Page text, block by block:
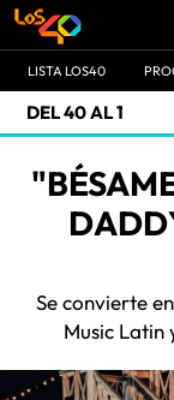
LISTA LOS40
DEL 40 AL 1
Se convierte
Music Latin